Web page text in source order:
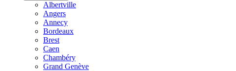
Albertville
Angers
Annecy
Bordeaux
Brest
Caen
Chambéry
Grand Genève